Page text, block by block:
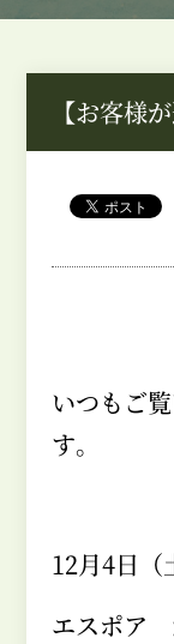
【お客様
いつもご
す。
12月4日（
エスポア